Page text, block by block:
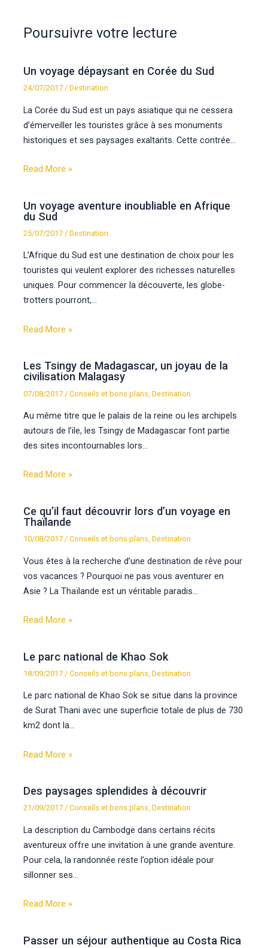
Poursuivre votre lecture
Un voyage dépaysant en Corée du Sud
24/07/2017/Destination
La Corée du Sud est un pays asiatique qui ne cessera
d’émerveiller les touristes grâce à ses monuments
historiques et ses paysages exaltants. Cette contrée…
Read More »
Un voyage aventure inoubliable en Afrique
du Sud
25/07/2017 /Destination
L’Afrique du Sud est une destination de choix pour les
touristes qui veulent explorer des richesses naturelles
uniques. Pour commencer la découverte, les globe-
trotters pourront,…
Read More »
Les Tsingy de Madagascar, un joyau de la
civilisation Malagasy
07/08/2017 /Conseils et bons plans ,Destination
Au même titre que le palais de la reine ou les archipels
autours de l’ile, les Tsingy de Madagascar font partie
des sites incontournables lors…
Read More »
Ce qu’il faut découvrir lors d’un voyage en
Thaïlande
10/08/2017/Conseils et bons plans,Destination
Vous êtes à la recherche d’une destination de rêve pour
vos vacances ? Pourquoi ne pas vous aventurer en
Asie ? La Thaïlande est un véritable paradis…
Read More »
Le parc national de Khao Sok
18/09/2017 /Conseils et bons plans ,Destination
Le parc national de Khao Sok se situe dans la province
de Surat Thani avec une superficie totale de plus de 730
km2 dont la…
Read More »
Des paysages splendides à découvrir
21/09/2017/Conseils et bons plans,Destination
La description du Cambodge dans certains récits
aventureux offre une invitation à une grande aventure.
Pour cela, la randonnée reste l’option idéale pour
sillonner ses…
Read More »
Passer un séjour authentique au Costa Rica